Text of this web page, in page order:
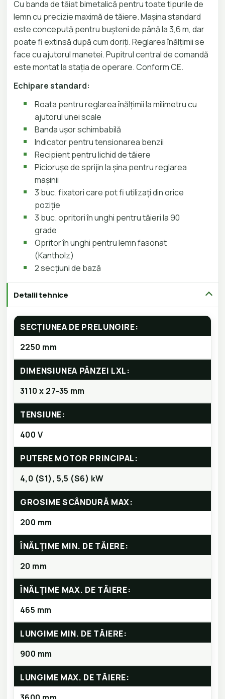
Cu banda de tăiat bimetalică pentru toate tipurile de
lemn cu precizie maximă de tăiere. Mașina standard
este concepută pentru bușteni de până la 3,6 m, dar
poate fi extinsă după cum doriți. Reglarea înălțimii se
face cu ajutorul manetei. Pupitrul central de comandă
este montat la stația de operare. Conform CE.
Echipare standard:
Roata pentru reglarea înălțimii la milimetru cu
ajutorul unei scale
Banda ușor schimbabilă
Indicator pentru tensionarea benzii
Recipient pentru lichid de tăiere
Piciorușe de sprijin la șina pentru reglarea
mașinii
3 buc. fixatori care pot fi utilizați din orice
poziție
3 buc. opritori în unghi pentru tăieri la 90
grade
Opritor în unghi pentru lemn fasonat
(Kantholz)
2 secțiuni de bază
Detalii tehnice
SECȚIUNEA DE PRELUNGIRE:
2250 mm
DIMENSIUNEA PÂNZEI LXL:
3110 x 27-35 mm
TENSIUNE:
400 V
PUTERE MOTOR PRINCIPAL:
4,0 (S1), 5,5 (S6) kW
GROSIME SCÂNDURĂ MAX:
200 mm
ÎNĂLȚIME MIN. DE TĂIERE:
20 mm
ÎNĂLȚIME MAX. DE TĂIERE:
465 mm
LUNGIME MIN. DE TĂIERE:
900 mm
LUNGIME MAX. DE TĂIERE: